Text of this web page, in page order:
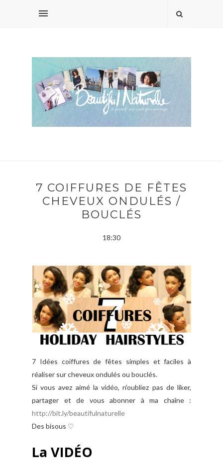
7 COIFFURES DE FÊTES
CHEVEUX ONDULÉS /
BOUCLÉS
18:30
7 Idées coiffures de fêtes simples et faciles à
réaliser sur cheveux ondulés ou bouclés.
Si vous avez aimé la vidéo, n'oubliez pas de liker,
partager et de vous abonner à ma chaîne :
http://bit.ly/beautifulnaturelle
Des bisous ♡
La VIDÉO